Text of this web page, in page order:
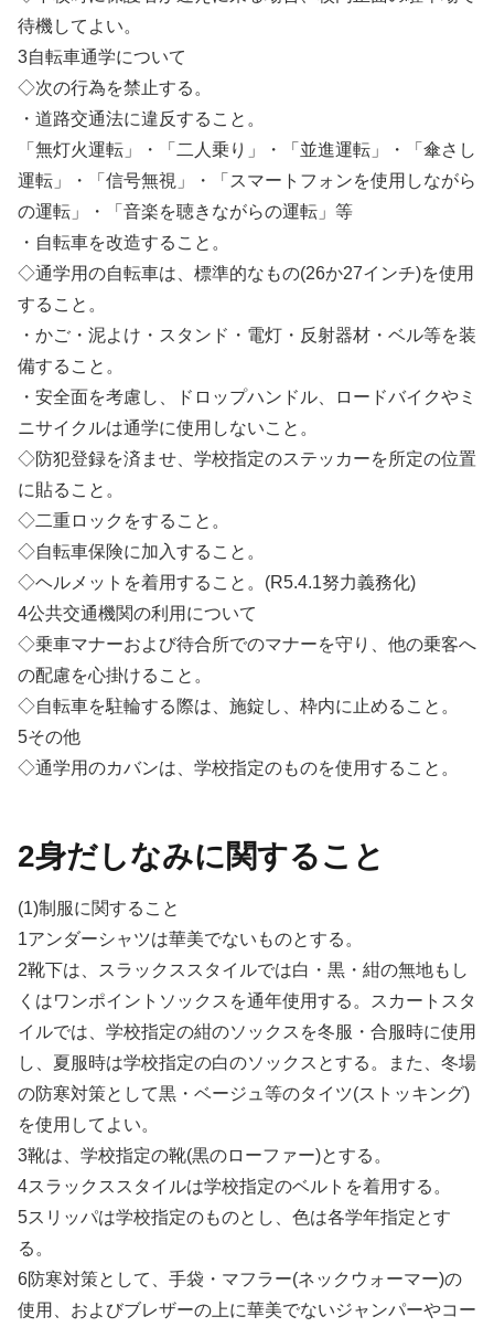
待機してよい。
3自転車通学について
◇次の行為を禁止する。
・道路交通法に違反すること。
「無灯火運転」・「二人乗り」・「並進運転」・「傘さし
運転」・「信号無視」・「スマートフォンを使用しながら
の運転」・「音楽を聴きながらの運転」等
・自転車を改造すること。
◇通学用の自転車は、標準的なもの(26か27インチ)を使用
すること。
・かご・泥よけ・スタンド・電灯・反射器材・ベル等を装
備すること。
・安全面を考慮し、ドロップハンドル、ロードバイクやミ
ニサイクルは通学に使用しないこと。
◇防犯登録を済ませ、学校指定のステッカーを所定の位置
に貼ること。
◇二重ロックをすること。
◇自転車保険に加入すること。
◇ヘルメットを着用すること。(R5.4.1努力義務化)
4公共交通機関の利用について
◇乗車マナーおよび待合所でのマナーを守り、他の乗客へ
の配慮を心掛けること。
◇自転車を駐輪する際は、施錠し、枠内に止めること。
5その他
◇通学用のカバンは、学校指定のものを使用すること。
2身だしなみに関すること
(1)制服に関すること
1アンダーシャツは華美でないものとする。
2靴下は、スラックススタイルでは白・黒・紺の無地もし
くはワンポイントソックスを通年使用する。スカートスタ
イルでは、学校指定の紺のソックスを冬服・合服時に使用
し、夏服時は学校指定の白のソックスとする。また、冬場
の防寒対策として黒・ベージュ等のタイツ(ストッキング)
を使用してよい。
3靴は、学校指定の靴(黒のローファー)とする。
4スラックススタイルは学校指定のベルトを着用する。
5スリッパは学校指定のものとし、色は各学年指定とす
る。
6防寒対策として、手袋・マフラー(ネックウォーマー)の
使用、およびブレザーの上に華美でないジャンパーやコー